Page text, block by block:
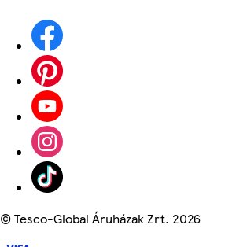
©Tesco-Global Áruházak Zrt. 2026